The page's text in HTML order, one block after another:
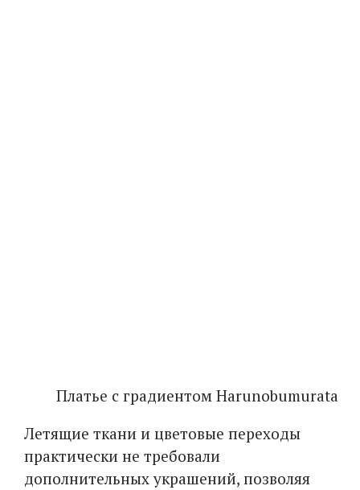
Платье с градиентом Harunobumurata
Летящие ткани и цветовые переходы
практически не требовали
дополнительных украшений, позволяя